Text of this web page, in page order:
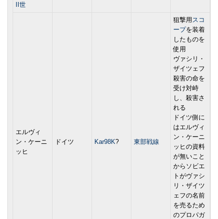
II世
エルヴィ
ン・ケーニ
ッヒ
ドイツ Kar98K? 東部戦線
狙撃用 スコ
ープを装着
したものを
使用
ヴァシリ・
ザイツェフ
殺害の命を
受け対峙
し、殺害さ
れる
ドイツ側に
はエルヴィ
ン・ケーニ
ッヒの資料
が無いこと
からソビエ
トがヴァシ
リ・ザイツ
ェフの名前
を売るため
のプロパガ